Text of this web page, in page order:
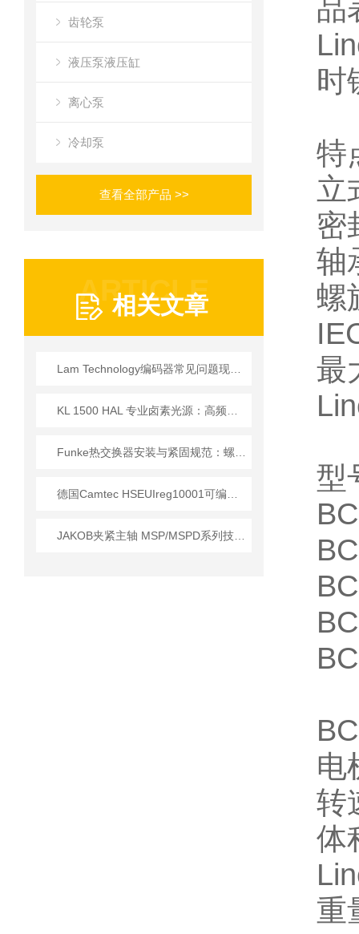
齿轮泵
液压泵液压缸
离心泵
冷却泵
查看全部产品 >>
ARTICLE
相关文章
品
时
特
立
密
轴
螺
最
型
电
转
体
重